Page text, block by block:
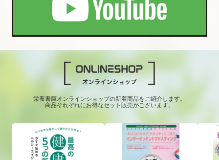
栄養書庫オンラインショップの新着商品をご紹介します。
商品それぞれにお得なセット販売がございます。